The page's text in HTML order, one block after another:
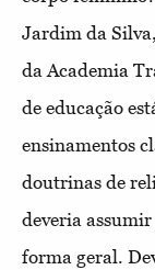
Jardim da
da Academia
de educação
ensinamentos
doutrinas de
deveria
forma geral.